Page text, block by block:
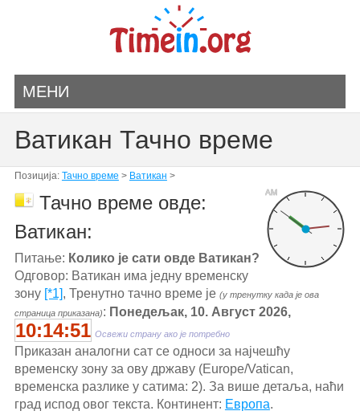
МЕНИ
Ватикан Тачно време
Позиција: Тачно време > Ватикан >
AM
Тачно време овде:
Ватикан:
Питање: Колико је сати овде Ватикан?
Одговор: Ватикан има једну временску
зону [*1], Тренутно тачно време је (у тренутку када је ова
страница приказана): Понедељак, 10. Август 2026,
10:14:51 Освежи страну ако је потребно
Приказан аналогни сат се односи за најчешћу
временску зону за ову државу (Europe/Vatican,
временска разлике у сатима: 2). За више детаља, наћи
град испод овог текста. Континент: Европа.